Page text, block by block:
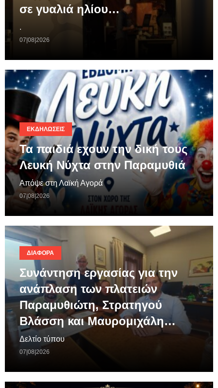
σε γυαλιά ηλίου…
.
07|08|2026
ΕΚΔΗΛΏΣΕΙΣ
Τα παιδιά εχουν την δική τους
Λευκή Νύχτα στην Παραμυθιά
Απόψε στη Λαϊκή Αγορά
07|08|2026
ΔΙΆΦΟΡΑ
Συνάντηση εργασίας για την
ανάπλαση των πλατειών
Παραμυθιώτη, Στρατηγού
Βλάσση και Μαυρομιχάλη…
Δελτίο τύπου
07|08|2026